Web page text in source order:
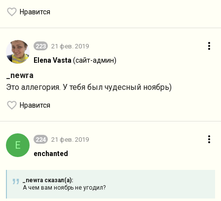
Нравится
223 21 фев. 2019
Elena Vasta (сайт-админ)
_newra
Это аллегория. У тебя был чудесный ноябрь)
Нравится
E 224 21 фев. 2019
enchanted
_newra сказал(а):
А чем вам ноябрь не угодил?